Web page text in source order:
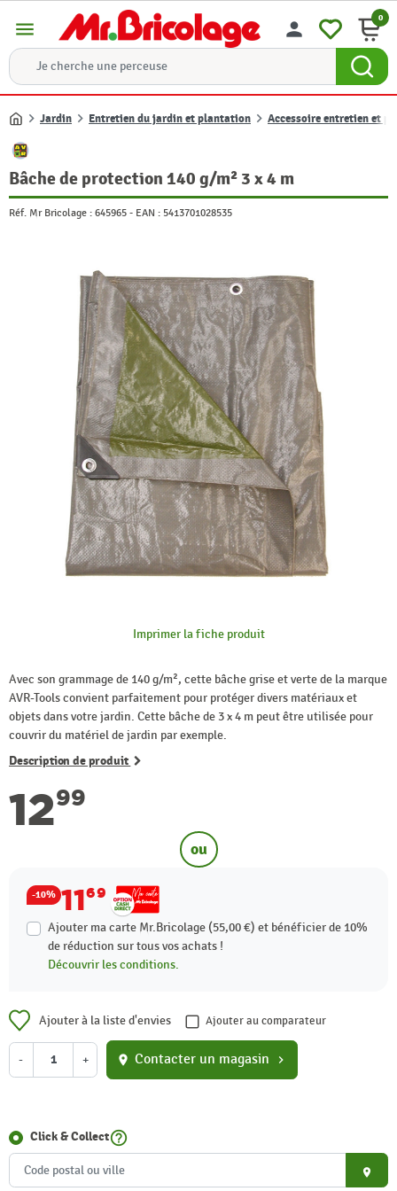
menu person 0
Accueil
Jardin Entretien du jardin et plantation Accessoire entretien et
Bâche de protection 140 g/m² 3 x 4 m
Réf. Mr Bricolage : 645965 - EAN : 5413701028535
Imprimer la fiche produit
Avec son grammage de 140 g/m², cette bâche grise et verte de la marque
AVR-Tools convient parfaitement pour protéger divers matériaux et
objets dans votre jardin. Cette bâche de 3 x 4 m peut être utilisée pour
couvrir du matériel de jardin par exemple.
Description de produit
1299
ou
-10% 1169
Ajouter ma carte Mr.Bricolage (55,00 €) et bénéficier de 10%
de réduction sur tous vos achats !
Découvrir les conditions.
Ajouter à la liste d'envies Ajouter au comparateur
- + location_on Contacter un magasin chevron_right
Click & Collecthelp_outline
place